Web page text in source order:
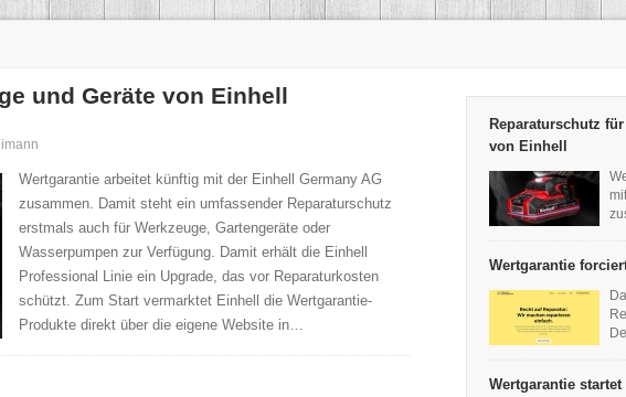
und Geräte von Einhell
Wertgarantie arbeitet künftig mit der Einhell Germany AG
zusammen. Damit steht ein umfassender Reparaturschutz
erstmals auch für Werkzeuge, Gartengeräte oder
Wasserpumpen zur Verfügung. Damit erhält die Einhell
Professional Linie ein Upgrade, das vor Reparaturkosten
schützt. Zum Start vermarktet Einhell die Wertgarantie-
Produkte direkt über die eigene Website in…
Reparaturschutz
von Einhell
Wertgarantie
Wertgarantie